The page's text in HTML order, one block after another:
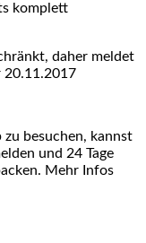
komplett
daher meldet
20.11.2017
zu besuchen, kannst
und 24 Tage
Mehr Infos